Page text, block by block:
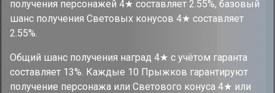
получения персонажей 4★ составляет 2.55%, базовый
шанс получения Световых конусов 4★ составляет
2.55%.
Общий шанс получения наград 4★ с учётом гаранта
составляет 13%. Каждые 10 Прыжков гарантируют
получение персонажа или Светового конуса 4★ или